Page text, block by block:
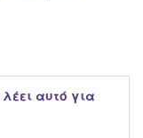
αυτό για